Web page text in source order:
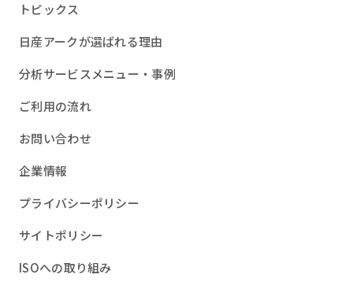
トピックス
日産アークが選ばれる理由
分析サービスメニュー・事例
ご利用の流れ
お問い合わせ
企業情報
プライバシーポリシー
サイトポリシー
ISOへの取り組み